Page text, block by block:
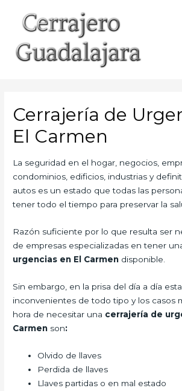
contenido
Cerrajería de
El Carmen
La seguridad en el hogar, negocios,
condominios, edificios, industrias y
autos es un estado que todas las
tener todo el tiempo para preservar la
Razón suficiente por lo que resulta ser
de empresas especializadas en tener
urgencias en El Carmen disponible.
Sin embargo, en la prisa del día a día
inconvenientes de todo tipo y los casos
hora de necesitar una cerrajería de
Carmen son:
Olvido de llaves
Perdida de llaves
Llaves partidas o en mal estado